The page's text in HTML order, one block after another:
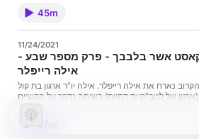
רפי מרתקת ונוגעת בנושאים שונים כמו: היחס של
לנטייה חד מינית, מערכת החוקים וההלכות לכלל
מן הכלל, על החשיפה של רפי לנושא הלהטבק''י
שתהיה לכם האזנה נעימה.
45m
11/24/2021
אשר בלבבך - פרק מספר שבע -
אילה רייפלר
נארח את אילה רייפלר. אילה יו"ר ארגון בת קול
(ארגון של לטב"קיות דתיות) בשיחה נדבר על הקשיים
שכרוכים ביציאה מהארון, נדבר על איך הוקם
בת קול, ועל התמיכה והמענה שהארגון נותן. אילה
תספר על הפעילויות המגוונות של ארגון בת קול בזירה
37m